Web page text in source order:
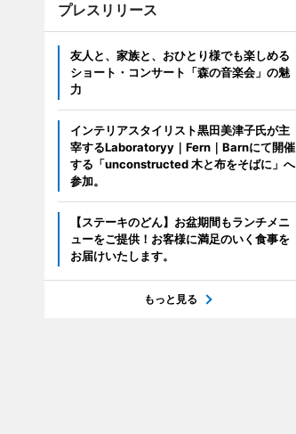
プレスリリース
友人と、家族と、おひとり様でも楽しめる
ショート・コンサート「森の音楽会」の魅
力
インテリアスタイリスト黒田美津子氏が主
宰するLaboratoryy｜Fern｜Barnにて開催
する「unconstructed 木と布をそばに」へ
参加。
【ステーキのどん】お盆期間もランチメニ
ューをご提供！お客様に満足のいく食事を
お届けいたします。
もっと見る